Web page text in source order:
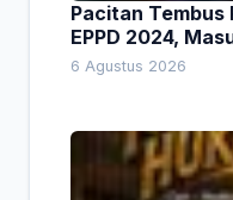
Pacitan Tembus
EPPD 2024,
6 Agustus 2026